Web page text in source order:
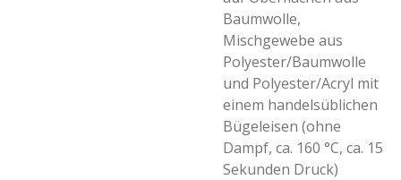
Baumwolle,
Mischgewebe aus
Polyester/Baumwolle
und Polyester/Acryl mit
einem handelsüblichen
Bügeleisen (ohne
Dampf, ca. 160 °C, ca. 15
Sekunden Druck)